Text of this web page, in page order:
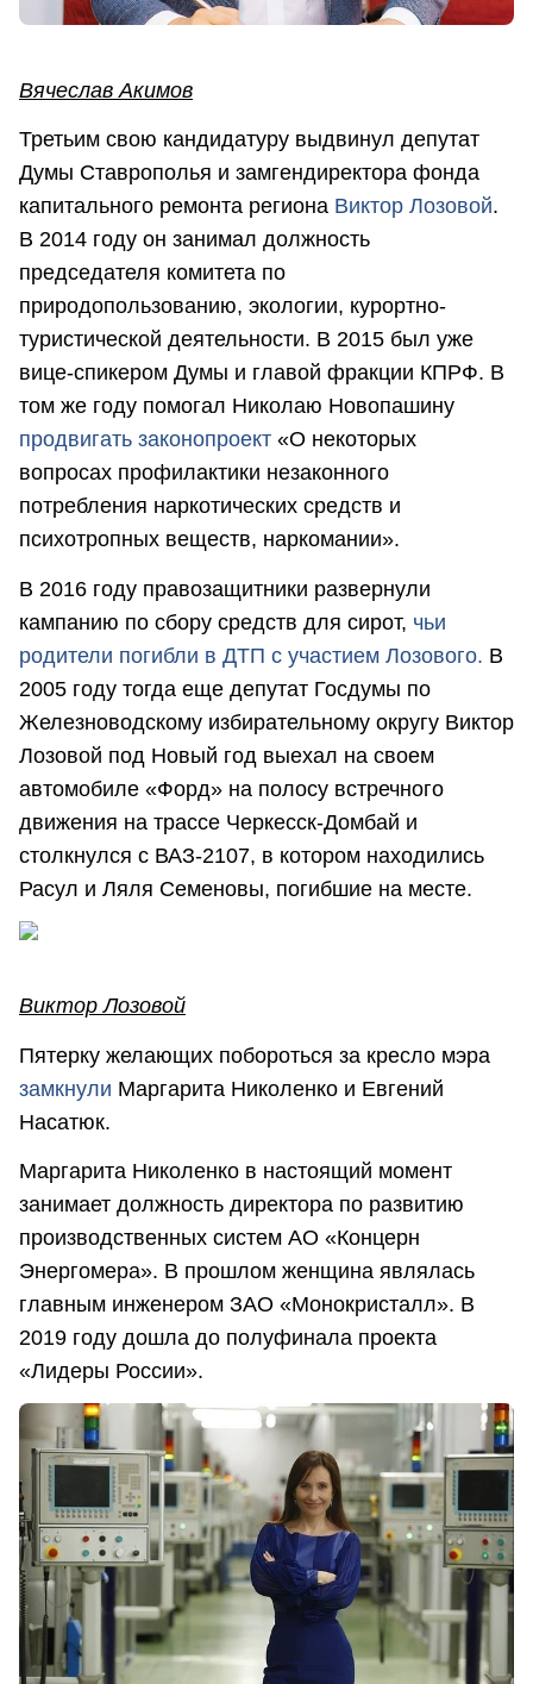
Вячеслав Акимов
Третьим свою кандидатуру выдвинул депутат
Думы Ставрополья и замгендиректора фонда
капитального ремонта региона Виктор Лозовой.
В 2014 году он занимал должность
председателя комитета по
природопользованию, экологии, курортно-
туристической деятельности. В 2015 был уже
вице-спикером Думы и главой фракции КПРФ. В
том же году помогал Николаю Новопашину
продвигать законопроект «О некоторых
вопросах профилактики незаконного
потребления наркотических средств и
психотропных веществ, наркомании».
В 2016 году правозащитники развернули
кампанию по сбору средств для сирот, чьи
родители погибли в ДТП с участием Лозового. В
2005 году тогда еще депутат Госдумы по
Железноводскому избирательному округу Виктор
Лозовой под Новый год выехал на своем
автомобиле «Форд» на полосу встречного
движения на трассе Черкесск-Домбай и
столкнулся с ВАЗ-2107, в котором находились
Расул и Ляля Семеновы, погибшие на месте.
Виктор Лозовой
Пятерку желающих побороться за кресло мэра
замкнули Маргарита Николенко и Евгений
Насатюк.
Маргарита Николенко в настоящий момент
занимает должность директора по развитию
производственных систем АО «Концерн
Энергомера». В прошлом женщина являлась
главным инженером ЗАО «Монокристалл». В
2019 году дошла до полуфинала проекта
«Лидеры России».